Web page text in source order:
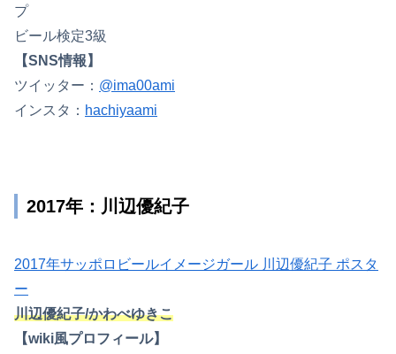
プ
ビール検定3級
【SNS情報】
ツイッター： @ima00ami
インスタ： hachiyaami
2017年：川辺優紀子
2017年サッポロビールイメージガール 川辺優紀子 ポスタ
ー
川辺優紀子/かわべゆきこ
【wiki風プロフィール】